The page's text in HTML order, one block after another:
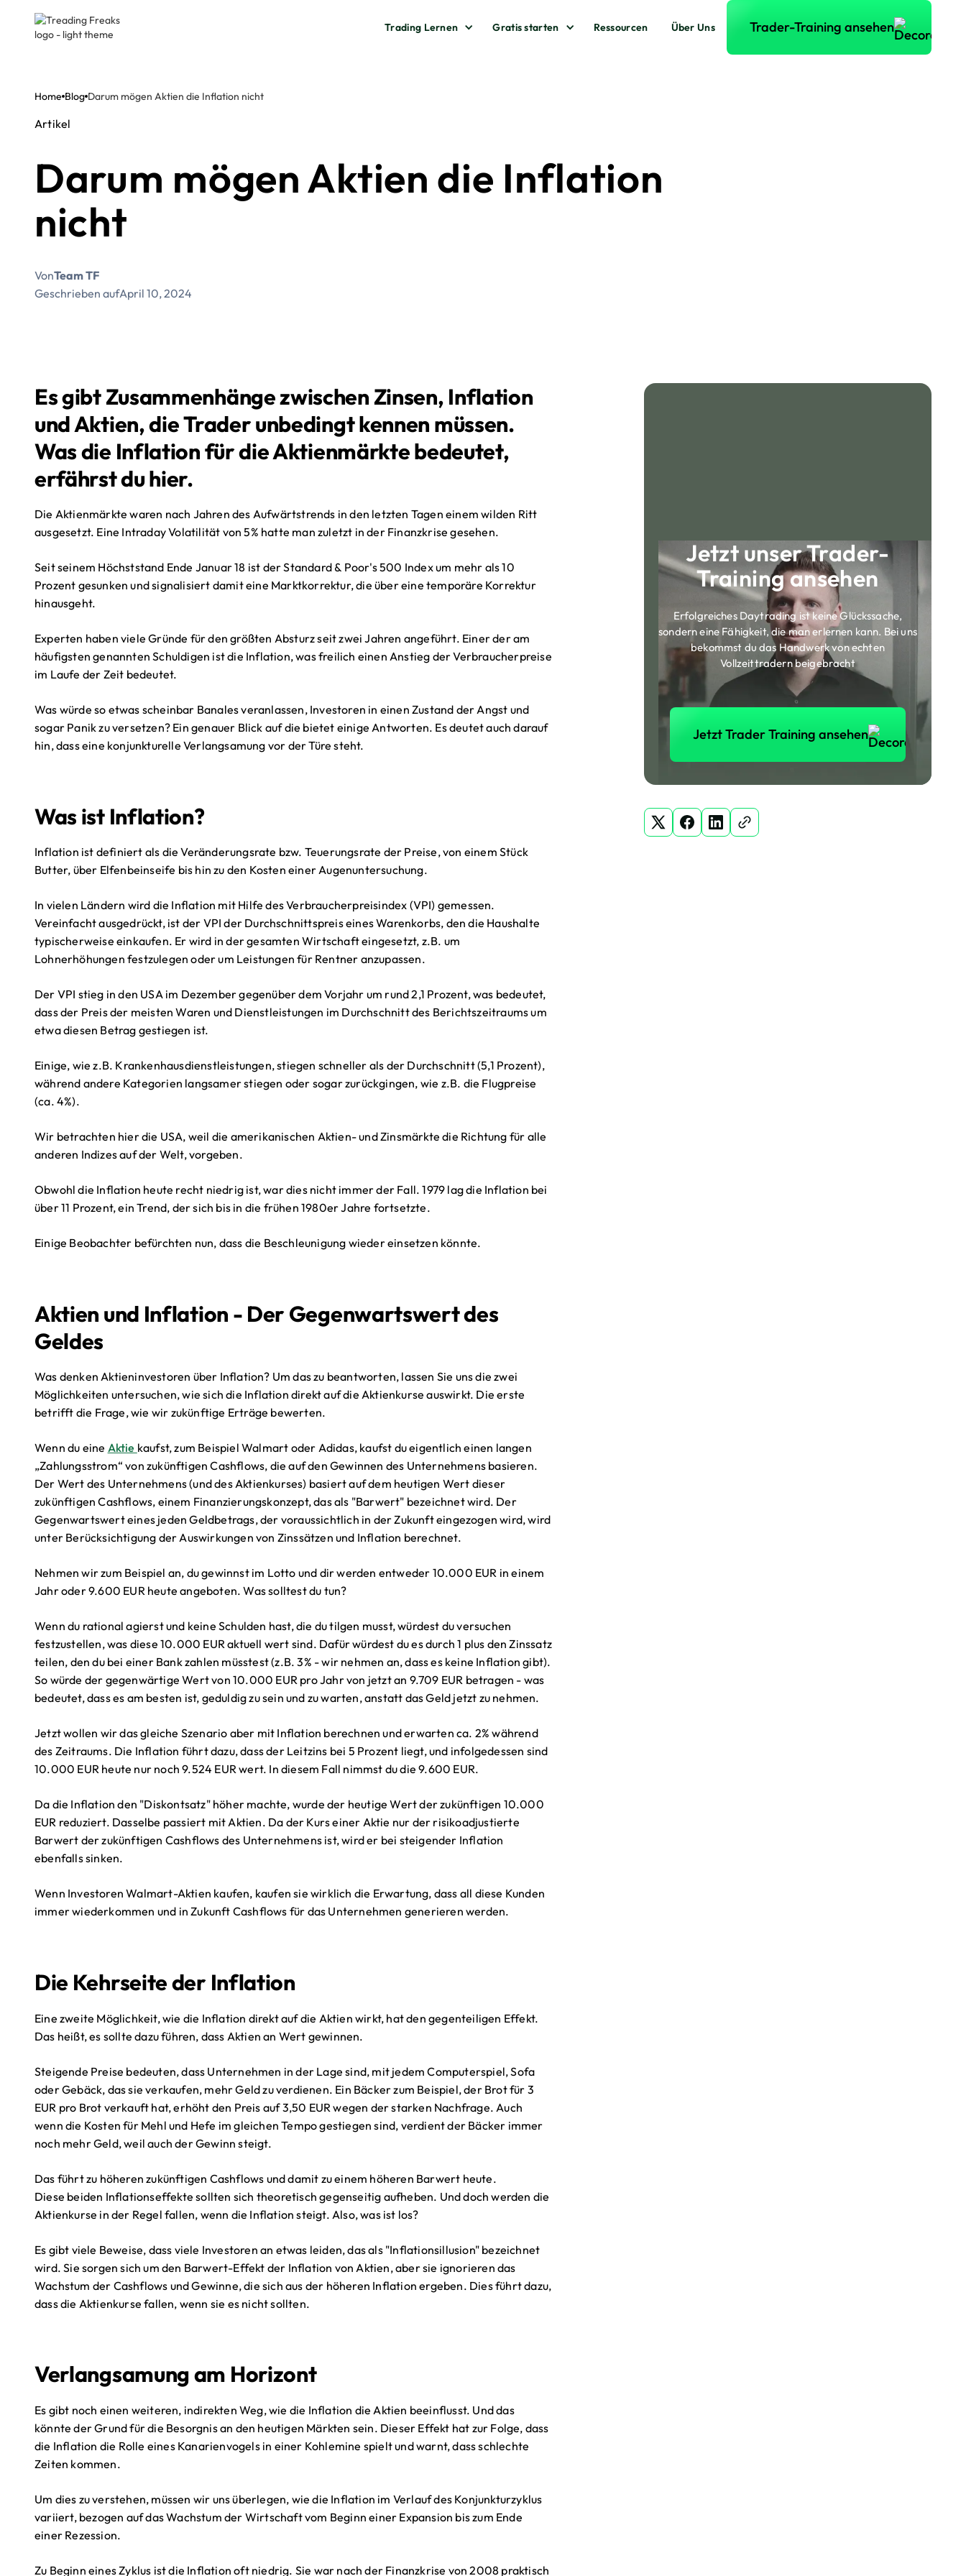
Trading Lernen Gratis starten Ressourcen Über Uns Trader-Training ansehen
Trader-Training ansehen
Home Blog Darum mögen Aktien die Inflation nicht
Artikel
Darum mögen Aktien die Inflation
nicht
VonTeam TF
Geschrieben aufApril 10, 2024
Es gibt Zusammenhänge zwischen Zinsen, Inflation
und Aktien, die Trader unbedingt kennen müssen.
Was die Inflation für die Aktienmärkte bedeutet,
erfährst du hier.
Die Aktienmärkte waren nach Jahren des Aufwärtstrends in den letzten Tagen einem wilden Ritt
ausgesetzt. Eine Intraday Volatilität von 5% hatte man zuletzt in der Finanzkrise gesehen.
Seit seinem Höchststand Ende Januar 18 ist der Standard & Poor's 500 Index um mehr als 10
Prozent gesunken und signalisiert damit eine Marktkorrektur, die über eine temporäre Korrektur
hinausgeht.
Experten haben viele Gründe für den größten Absturz seit zwei Jahren angeführt. Einer der am
häufigsten genannten Schuldigen ist die Inflation, was freilich einen Anstieg der Verbraucherpreise
im Laufe der Zeit bedeutet.
Was würde so etwas scheinbar Banales veranlassen, Investoren in einen Zustand der Angst und
sogar Panik zu versetzen? Ein genauer Blick auf die bietet einige Antworten. Es deutet auch darauf
hin, dass eine konjunkturelle Verlangsamung vor der Türe steht.
Was ist Inflation?
Inflation ist definiert als die Veränderungsrate bzw. Teuerungsrate der Preise, von einem Stück
Butter, über Elfenbeinseife bis hin zu den Kosten einer Augenuntersuchung.
In vielen Ländern wird die Inflation mit Hilfe des Verbraucherpreisindex (VPI) gemessen.
Vereinfacht ausgedrückt, ist der VPI der Durchschnittspreis eines Warenkorbs, den die Haushalte
typischerweise einkaufen. Er wird in der gesamten Wirtschaft eingesetzt, z.B. um
Lohnerhöhungen festzulegen oder um Leistungen für Rentner anzupassen.
Der VPI stieg in den USA im Dezember gegenüber dem Vorjahr um rund 2,1 Prozent, was bedeutet,
dass der Preis der meisten Waren und Dienstleistungen im Durchschnitt des Berichtszeitraums um
etwa diesen Betrag gestiegen ist.
Einige, wie z.B. Krankenhausdienstleistungen, stiegen schneller als der Durchschnitt (5,1 Prozent),
während andere Kategorien langsamer stiegen oder sogar zurückgingen, wie z.B. die Flugpreise
(ca. 4%).
Wir betrachten hier die USA, weil die amerikanischen Aktien- und Zinsmärkte die Richtung für alle
anderen Indizes auf der Welt, vorgeben.
Obwohl die Inflation heute recht niedrig ist, war dies nicht immer der Fall. 1979 lag die Inflation bei
über 11 Prozent, ein Trend, der sich bis in die frühen 1980er Jahre fortsetzte.
Einige Beobachter befürchten nun, dass die Beschleunigung wieder einsetzen könnte.
Aktien und Inflation - Der Gegenwartswert des
Geldes
Was denken Aktieninvestoren über Inflation? Um das zu beantworten, lassen Sie uns die zwei
Möglichkeiten untersuchen, wie sich die Inflation direkt auf die Aktienkurse auswirkt. Die erste
betrifft die Frage, wie wir zukünftige Erträge bewerten.
Wenn du eine Aktie kaufst, zum Beispiel Walmart oder Adidas, kaufst du eigentlich einen langen
„Zahlungsstrom“ von zukünftigen Cashflows, die auf den Gewinnen des Unternehmens basieren.
Der Wert des Unternehmens (und des Aktienkurses) basiert auf dem heutigen Wert dieser
zukünftigen Cashflows, einem Finanzierungskonzept, das als "Barwert" bezeichnet wird. Der
Gegenwartswert eines jeden Geldbetrags, der voraussichtlich in der Zukunft eingezogen wird, wird
unter Berücksichtigung der Auswirkungen von Zinssätzen und Inflation berechnet.
Nehmen wir zum Beispiel an, du gewinnst im Lotto und dir werden entweder 10.000 EUR in einem
Jahr oder 9.600 EUR heute angeboten. Was solltest du tun?
Wenn du rational agierst und keine Schulden hast, die du tilgen musst, würdest du versuchen
festzustellen, was diese 10.000 EUR aktuell wert sind. Dafür würdest du es durch 1 plus den Zinssatz
teilen, den du bei einer Bank zahlen müsstest (z.B. 3% - wir nehmen an, dass es keine Inflation gibt).
So würde der gegenwärtige Wert von 10.000 EUR pro Jahr von jetzt an 9.709 EUR betragen - was
bedeutet, dass es am besten ist, geduldig zu sein und zu warten, anstatt das Geld jetzt zu nehmen.
Jetzt wollen wir das gleiche Szenario aber mit Inflation berechnen und erwarten ca. 2% während
des Zeitraums. Die Inflation führt dazu, dass der Leitzins bei 5 Prozent liegt, und infolgedessen sind
10.000 EUR heute nur noch 9.524 EUR wert. In diesem Fall nimmst du die 9.600 EUR.
Da die Inflation den "Diskontsatz" höher machte, wurde der heutige Wert der zukünftigen 10.000
EUR reduziert. Dasselbe passiert mit Aktien. Da der Kurs einer Aktie nur der risikoadjustierte
Barwert der zukünftigen Cashflows des Unternehmens ist, wird er bei steigender Inflation
ebenfalls sinken.
Wenn Investoren Walmart-Aktien kaufen, kaufen sie wirklich die Erwartung, dass all diese Kunden
immer wiederkommen und in Zukunft Cashflows für das Unternehmen generieren werden.
Die Kehrseite der Inflation
Eine zweite Möglichkeit, wie die Inflation direkt auf die Aktien wirkt, hat den gegenteiligen Effekt.
Das heißt, es sollte dazu führen, dass Aktien an Wert gewinnen.
Steigende Preise bedeuten, dass Unternehmen in der Lage sind, mit jedem Computerspiel, Sofa
oder Gebäck, das sie verkaufen, mehr Geld zu verdienen. Ein Bäcker zum Beispiel, der Brot für 3
EUR pro Brot verkauft hat, erhöht den Preis auf 3,50 EUR wegen der starken Nachfrage. Auch
wenn die Kosten für Mehl und Hefe im gleichen Tempo gestiegen sind, verdient der Bäcker immer
noch mehr Geld, weil auch der Gewinn steigt.
Das führt zu höheren zukünftigen Cashflows und damit zu einem höheren Barwert heute.
Diese beiden Inflationseffekte sollten sich theoretisch gegenseitig aufheben. Und doch werden die
Aktienkurse in der Regel fallen, wenn die Inflation steigt. Also, was ist los?
Es gibt viele Beweise, dass viele Investoren an etwas leiden, das als "Inflationsillusion" bezeichnet
wird. Sie sorgen sich um den Barwert-Effekt der Inflation von Aktien, aber sie ignorieren das
Wachstum der Cashflows und Gewinne, die sich aus der höheren Inflation ergeben. Dies führt dazu,
dass die Aktienkurse fallen, wenn sie es nicht sollten.
Verlangsamung am Horizont
Es gibt noch einen weiteren, indirekten Weg, wie die Inflation die Aktien beeinflusst. Und das
könnte der Grund für die Besorgnis an den heutigen Märkten sein. Dieser Effekt hat zur Folge, dass
die Inflation die Rolle eines Kanarienvogels in einer Kohlemine spielt und warnt, dass schlechte
Zeiten kommen.
Um dies zu verstehen, müssen wir uns überlegen, wie die Inflation im Verlauf des Konjunkturzyklus
variiert, bezogen auf das Wachstum der Wirtschaft vom Beginn einer Expansion bis zum Ende
einer Rezession.
Zu Beginn eines Zyklus ist die Inflation oft niedrig. Sie war nach der Finanzkrise von 2008 praktisch
Jetzt unser Trader-
Training ansehen
Erfolgreiches Daytrading ist keine Glückssache,
sondern eine Fähigkeit, die man erlernen kann. Bei uns
bekommst du das Handwerk von echten
Vollzeittradern beigebracht
Jetzt Trader Training ansehen
Jetzt Trader Training ansehen